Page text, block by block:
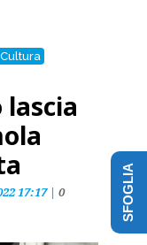
lascia
17:17| 0
SFOGLIA